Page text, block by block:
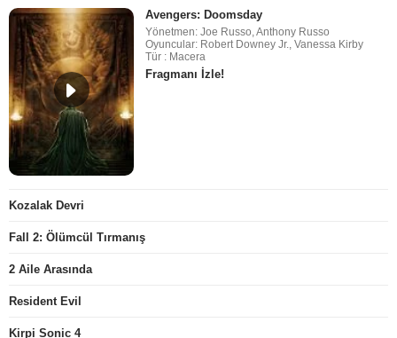
Avengers: Doomsday
Yönetmen: Joe Russo, Anthony Russo
Oyuncular: Robert Downey Jr., Vanessa Kirby
Tür : Macera
Fragmanı İzle!
Kozalak Devri
Fall 2: Ölümcül Tırmanış
2 Aile Arasında
Resident Evil
Kirpi Sonic 4